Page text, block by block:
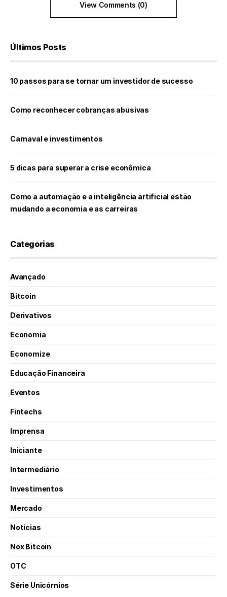
View Comments (0)
Últimos Posts
10 passos para se tornar um investidor de sucesso
Como reconhecer cobranças abusivas
Carnaval e investimentos
5 dicas para superar a crise econômica
Como a automação e a inteligência artificial estão
mudando a economia e as carreiras
Categorias
Avançado
Bitcoin
Derivativos
Economia
Economize
Educação Financeira
Eventos
Fintechs
Imprensa
Iniciante
Intermediário
Investimentos
Mercado
Notícias
Nox Bitcoin
OTC
Série Unicórnios